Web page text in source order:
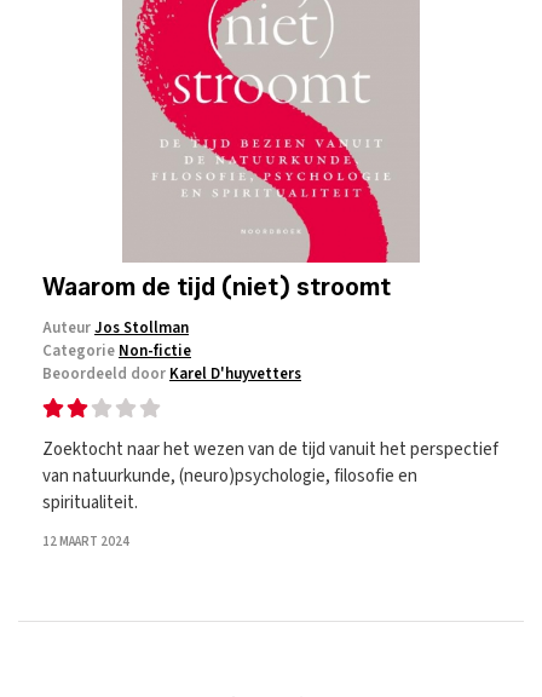
Waarom de tijd (niet) stroomt
AuteurJos Stollman
Categorie Non-fictie
Beoordeeld door Karel D'huyvetters
Zoektocht naar het wezen van de tijd vanuit het perspectief
van natuurkunde, (neuro)psychologie, filosofie en
spiritualiteit.
12 MAART 2024